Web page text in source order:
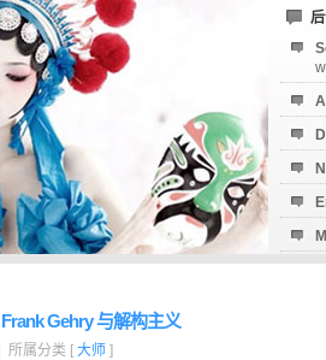
Gehry 与解构主义
属分类 [ 大师 ]